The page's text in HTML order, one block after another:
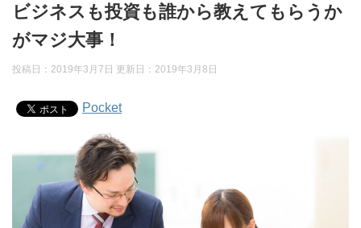
ビジネスも投資も誰から教えてもらうか
がマジ大事！
投稿日：2019年3月7日 更新日： 2019年3月8日
Pocket